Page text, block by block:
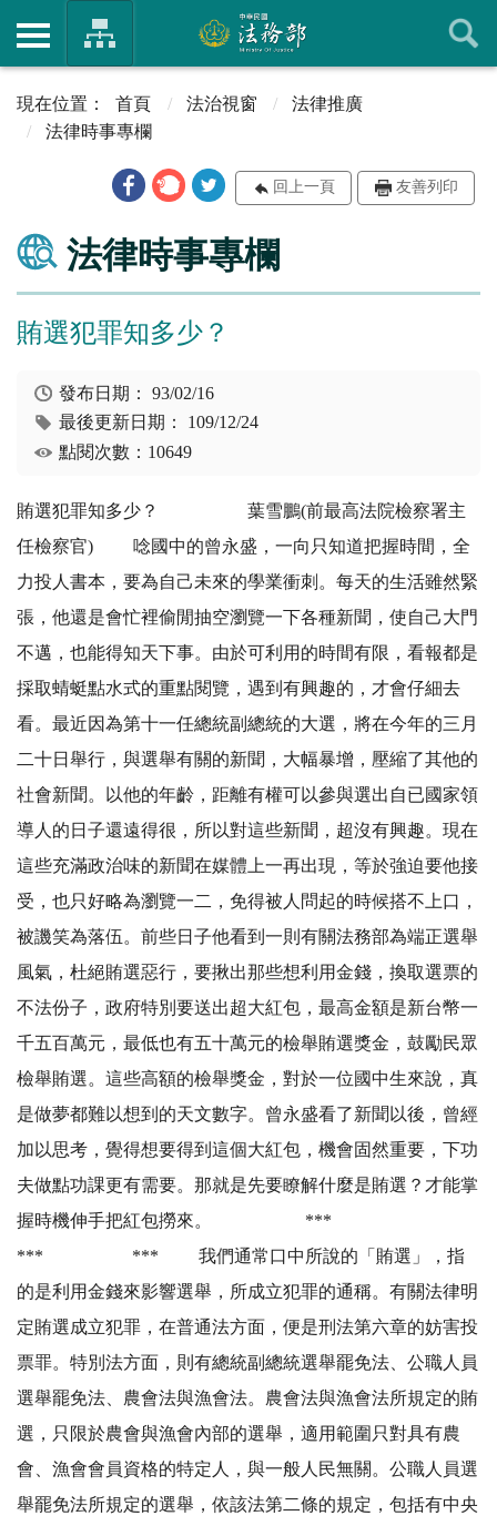
首頁 法治視窗
法律推廣
法律時事專欄
回上一頁 友善列印
法律時事專欄
賄選犯罪知多少？
發布日期：93/02/16
最後更新日期： 109/12/24
點閱次數：10649
賄選犯罪知多少？ 葉雪鵬(前最高法院檢察署主
任檢察官) 唸國中的曾永盛，一向只知道把握時間，全
力投人書本，要為自己未來的學業衝刺。每天的生活雖然緊
張，他還是會忙裡偷閒抽空瀏覽一下各種新聞，使自己大門
不邁，也能得知天下事。由於可利用的時間有限，看報都是
採取蜻蜓點水式的重點閱覽，遇到有興趣的，才會仔細去
看。最近因為第十一任總統副總統的大選，將在今年的三月
二十日舉行，與選舉有關的新聞，大幅暴增，壓縮了其他的
社會新聞。以他的年齡，距離有權可以參與選出自已國家領
導人的日子還遠得很，所以對這些新聞，超沒有興趣。現在
這些充滿政治味的新聞在媒體上一再出現，等於強迫要他接
受，也只好略為瀏覽一二，免得被人問起的時候搭不上口，
被譏笑為落伍。前些日子他看到一則有關法務部為端正選舉
風氣，杜絕賄選惡行，要揪出那些想利用金錢，換取選票的
不法份子，政府特別要送出超大紅包，最高金額是新台幣一
千五百萬元，最低也有五十萬元的檢舉賄選獎金，鼓勵民眾
檢舉賄選。這些高額的檢舉獎金，對於一位國中生來說，真
是做夢都難以想到的天文數字。曾永盛看了新聞以後，曾經
加以思考，覺得想要得到這個大紅包，機會固然重要，下功
夫做點功課更有需要。那就是先要瞭解什麼是賄選？才能掌
握時機伸手把紅包撈來。 ***
*** *** 我們通常口中所說的「賄選」，指
的是利用金錢來影響選舉，所成立犯罪的通稱。有關法律明
定賄選成立犯罪，在普通法方面，便是刑法第六章的妨害投
票罪。特別法方面，則有總統副總統選舉罷免法、公職人員
選舉罷免法、農會法與漁會法。農會法與漁會法所規定的賄
選，只限於農會與漁會內部的選舉，適用範圍只對具有農
會、漁會會員資格的特定人，與一般人民無關。公職人員選
舉罷免法所規定的選舉，依該法第二條的規定，包括有中央